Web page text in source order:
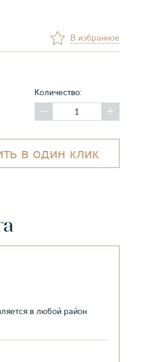
В избранное
Количество:
в один клик
в любой район